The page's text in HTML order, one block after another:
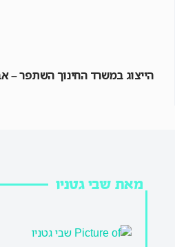
הייצוג במשרד החינוך השתפר –
מאת שבי גטניו